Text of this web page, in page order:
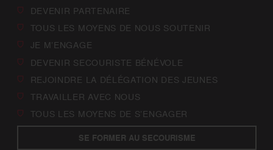
DEVENIR PARTENAIRE
TOUS LES MOYENS DE NOUS SOUTENIR
JE M’ENGAGE
DEVENIR SECOURISTE BÉNÉVOLE
REJOINDRE LA DÉLÉGATION DES JEUNES
TRAVAILLER AVEC NOUS
TOUS LES MOYENS DE S’ENGAGER
SE FORMER AU SECOURISME